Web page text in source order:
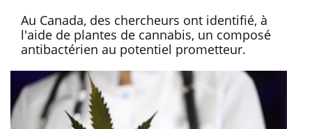
Au Canada, des chercheurs ont identifié, à
l'aide de plantes de cannabis, un composé
antibactérien au potentiel prometteur.